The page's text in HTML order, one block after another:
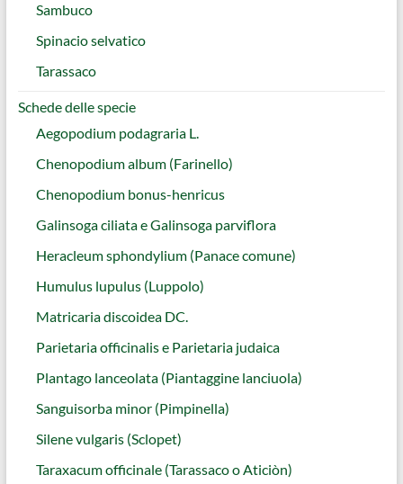
Sambuco
Spinacio selvatico
Tarassaco
Schede delle specie
Aegopodium podagraria L.
Chenopodium album (Farinello)
Chenopodium bonus-henricus
Galinsoga ciliata e Galinsoga parviflora
Heracleum sphondylium (Panace comune)
Humulus lupulus (Luppolo)
Matricaria discoidea DC.
Parietaria officinalis e Parietaria judaica
Plantago lanceolata (Piantaggine lanciuola)
Sanguisorba minor (Pimpinella)
Silene vulgaris (Sclopet)
Taraxacum officinale (Tarassaco o Aticiòn)